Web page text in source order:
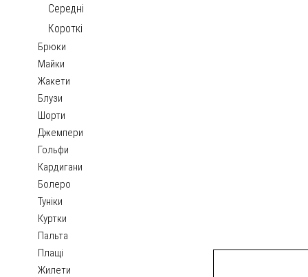
Середні
Короткі
Брюки
Майки
Жакети
Блузи
Шорти
Джемпери
Гольфи
Кардигани
Болеро
Туніки
Куртки
Пальта
Плащі
Жилети